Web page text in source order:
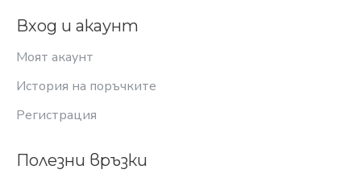
Вход и акаунт
Моят акаунт
История на поръчките
Регистрация
Полезни връзки